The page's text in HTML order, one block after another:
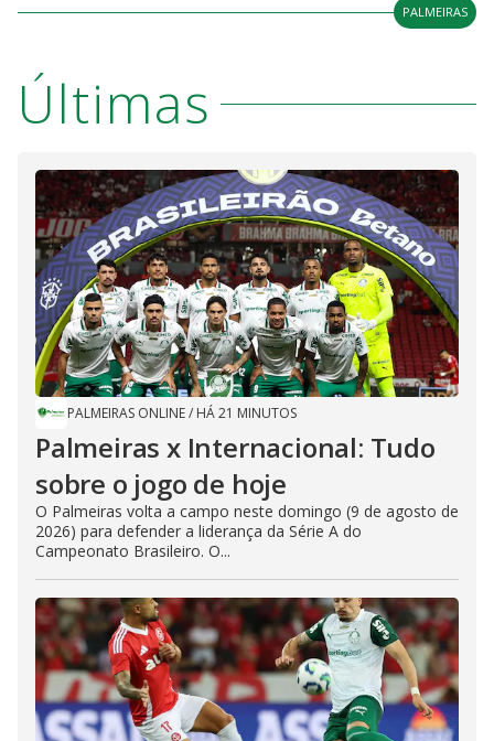
PALMEIRAS
Últimas
PALMEIRAS ONLINE/ HÁ 21 MINUTOS
Palmeiras x Internacional: Tudo
sobre o jogo de hoje
O Palmeiras volta a campo neste domingo (9 de agosto de
2026) para defender a liderança da Série A do
Campeonato Brasileiro. O...